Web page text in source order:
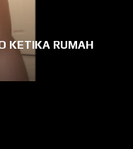
KETIKA RUMAH